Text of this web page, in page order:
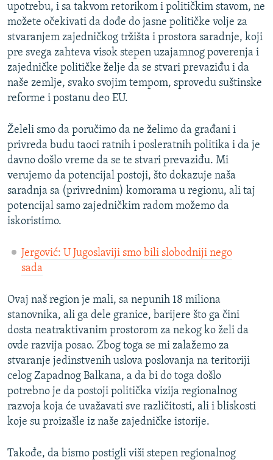
upotrebu, i sa takvom retorikom i političkim stavom, ne
možete očekivati da dođe do jasne političke volje za
stvaranjem zajedničkog tržišta i prostora saradnje, koji
pre svega zahteva visok stepen uzajamnog poverenja i
zajedničke političke želje da se stvari prevaziđu i da
naše zemlje, svako svojim tempom, sprovedu suštinske
reforme i postanu deo EU.
Želeli smo da poručimo da ne želimo da građani i
privreda budu taoci ratnih i posleratnih politika i da je
davno došlo vreme da se te stvari prevaziđu. Mi
verujemo da potencijal postoji, što dokazuje naša
saradnja sa (privrednim) komorama u regionu, ali taj
potencijal samo zajedničkim radom možemo da
iskoristimo.
Jergović: U Jugoslaviji smo bili slobodniji nego
sada
Ovaj naš region je mali, sa nepunih 18 miliona
stanovnika, ali ga dele granice, barijere što ga čini
dosta neatraktivanim prostorom za nekog ko želi da
ovde razvija posao. Zbog toga se mi zalažemo za
stvaranje jedinstvenih uslova poslovanja na teritoriji
celog Zapadnog Balkana, a da bi do toga došlo
potrebno je da postoji politička vizija regionalnog
razvoja koja će uvažavati sve različitosti, ali i bliskosti
koje su proizašle iz naše zajedničke istorije.
Takođe, da bismo postigli viši stepen regionalnog